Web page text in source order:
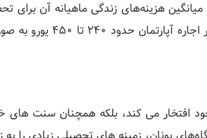
1000 یورو است، منطقی است.
افتخار می کند، بلکه همچنان سنت های